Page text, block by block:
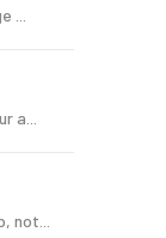
...
a...
not...